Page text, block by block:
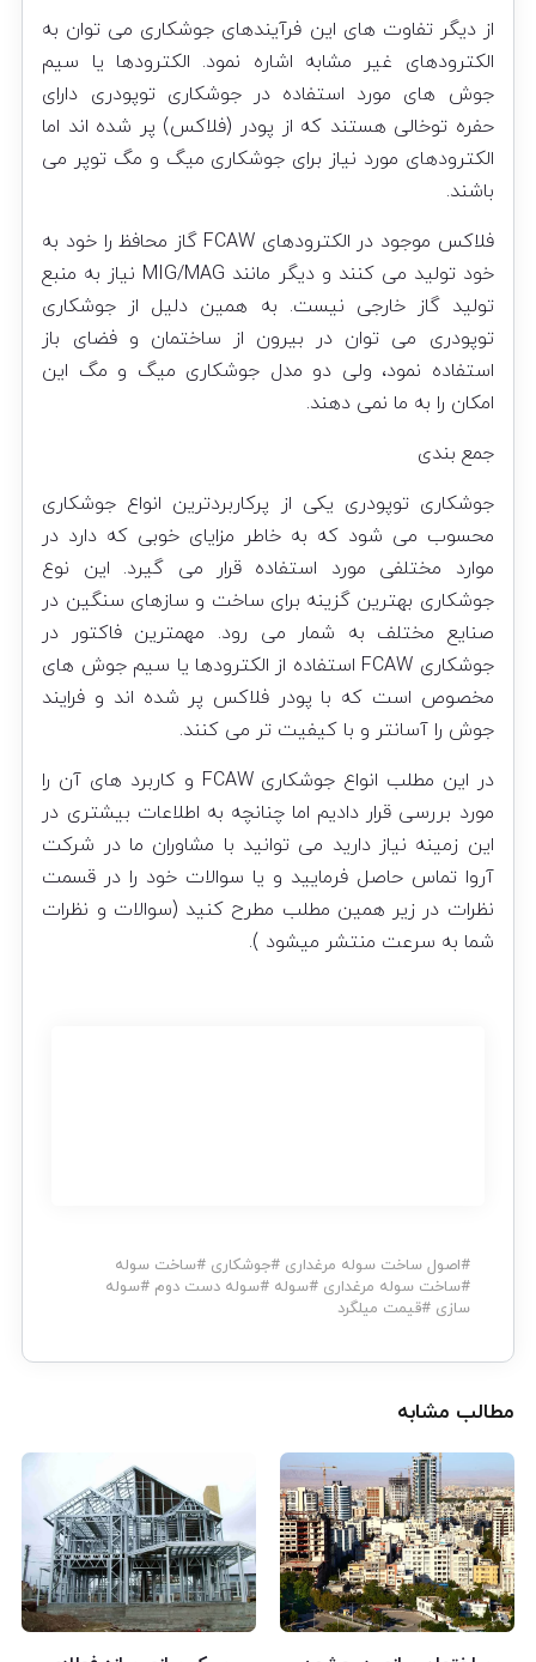
از دیگر تفاوت های این فرآیندهای جوشکاری می توان به
الکترودهای غیر مشابه اشاره نمود. الکترودها یا سیم
جوش های مورد استفاده در جوشکاری توپودری دارای
حفره توخالی هستند که از پودر (فلاکس) پر شده اند اما
الکترودهای مورد نیاز برای جوشکاری میگ و مگ توپر می
باشند.
فلاکس موجود در الکترودهای FCAW گاز محافظ را خود به
خود تولید می کنند و دیگر مانند MIG/MAG نیاز به منبع
تولید گاز خارجی نیست. به همین دلیل از جوشکاری
توپودری می توان در بیرون از ساختمان و فضای باز
استفاده نمود، ولی دو مدل جوشکاری میگ و مگ این
امکان را به ما نمی دهند.
جمع بندی
جوشکاری توپودری یکی از پرکاربردترین انواع جوشکاری
محسوب می شود که به خاطر مزایای خوبی که دارد در
موارد مختلفی مورد استفاده قرار می گیرد. این نوع
جوشکاری بهترین گزینه برای ساخت و سازهای سنگین در
صنایع مختلف به شمار می رود. مهمترین فاکتور در
جوشکاری FCAW استفاده از الکترودها یا سیم جوش های
مخصوص است که با پودر فلاکس پر شده اند و فرایند
جوش را آسانتر و با کیفیت تر می کنند.
در این مطلب انواع جوشکاری FCAW و کاربرد های آن را
مورد بررسی قرار دادیم اما چنانچه به اطلاعات بیشتری در
این زمینه نیاز دارید می توانید با مشاوران ما در شرکت
آروا تماس حاصل فرمایید و یا سوالات خود را در قسمت
نظرات در زیر همین مطلب مطرح کنید (سوالات و نظرات
شما به سرعت منتشر میشود ).
#اصول ساخت سوله مرغداری #جوشکاری #ساخت سوله
#ساخت سوله مرغداری #سوله #سوله دست دوم #سوله
سازی #قیمت میلگرد
مطالب مشابه